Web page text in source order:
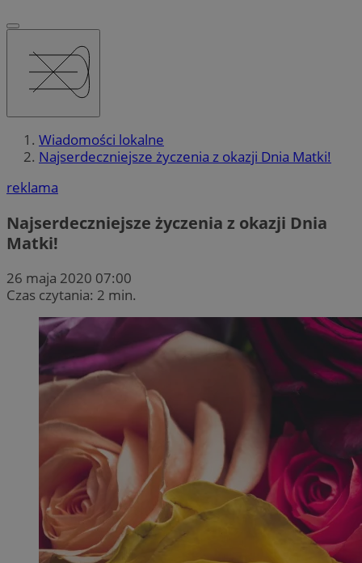
Wiadomości lokalne
Najserdeczniejsze życzenia z okazji Dnia Matki!
reklama
Najserdeczniejsze życzenia z okazji Dnia
Matki!
26 maja 2020 07:00
Czas czytania: 2 min.